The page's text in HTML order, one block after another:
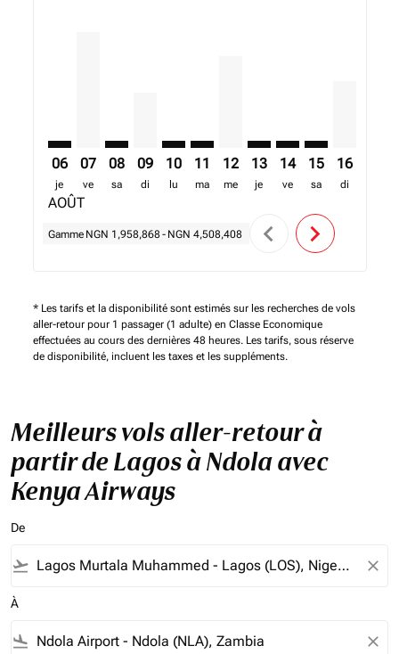
06
je
AOÛT
07
ve
08
sa
09
di
10
lu
11
ma
12
me
13
je
14
ve
15
sa
16
di
Gamme NGN 1,958,868- NGN 4,508,408 chevron_left chevron_right
* Les tarifs et la disponibilité sont estimés sur les recherches de vols
aller-retour pour 1 passager (1 adulte) en Classe Economique
effectuées au cours des dernières 48 heures. Les tarifs, sous réserve
de disponibilité, incluent les taxes et les suppléments.
Meilleurs vols aller-retour à
partir de Lagos à Ndola avec
Kenya Airways
De
flight_takeoff close
À
flight_land close